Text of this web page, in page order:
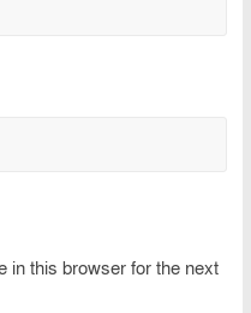
in this browser for the next